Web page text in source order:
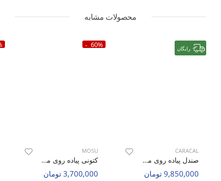
محصولات مشابه
رایگان
CARACAL
صندل پیاده روی مردانه کاراکال Caracal Caracal 4607 M
9,850,000 تومان
60%
MOSU
کتونی پیاده روی مردانه MOSU Air Sprint M
3,700,000 تومان